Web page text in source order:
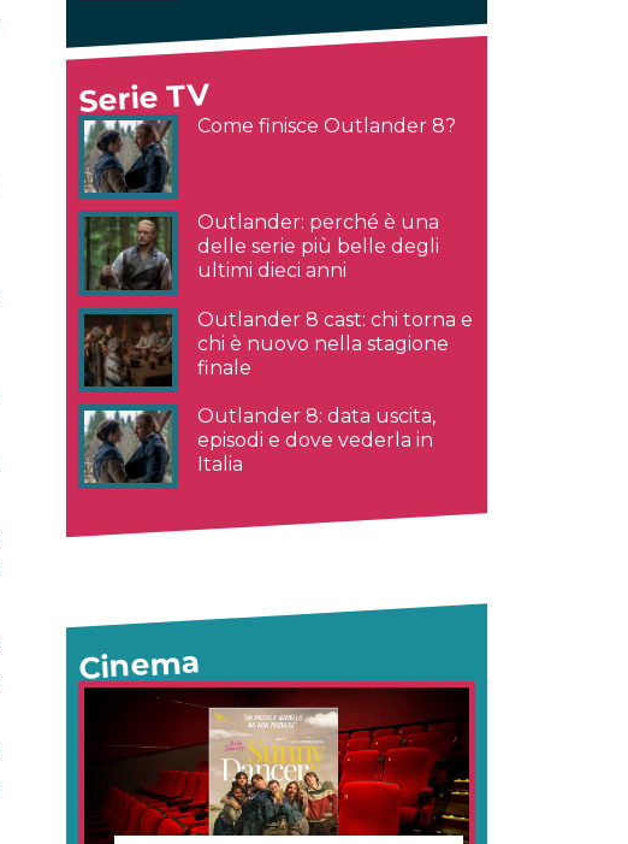
Serie TV
Come finisce Outlander 8?
Outlander: perché è una
delle serie più belle degli
ultimi dieci anni
Outlander 8 cast: chi torna e
chi è nuovo nella stagione
finale
Outlander 8: data uscita,
episodi e dove vederla in
Italia
Cinema